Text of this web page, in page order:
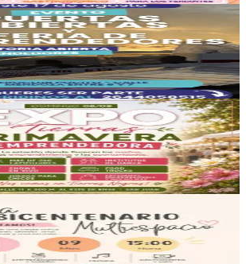
hsDom., 16 ago.,15:00 hs
y Feria de Emprendedores
hsLun., 17 ago.,16:00 hs
Emprendedora
hsDom., 6 sep.,
16:00 hs